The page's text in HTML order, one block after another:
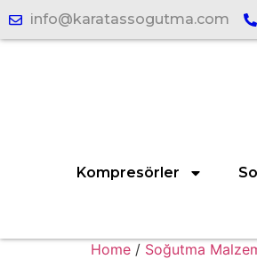
info@karatassogutma.com
Kompresörler
Home / Soğutma